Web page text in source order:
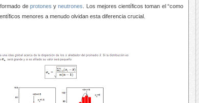
de protones yneutrones
. Los mejores científicos toman el “como
menores a menudo olvidan esta diferencia crucial.